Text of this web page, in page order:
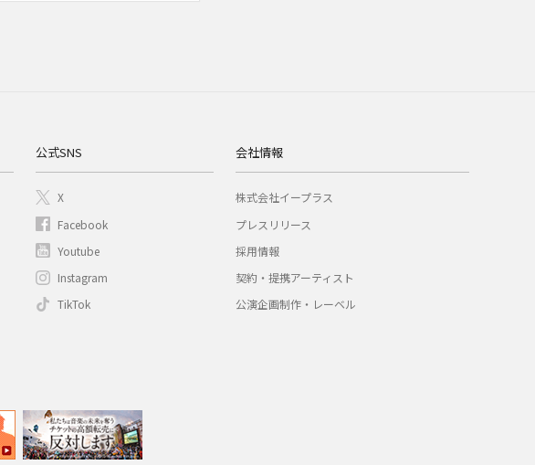
公式SNS
X
Facebook
Youtube
Instagram
TikTok
会社情報
株式会社イープラス
プレスリリース
採用情報
契約・提携アーティスト
公演企画制作・レーベル